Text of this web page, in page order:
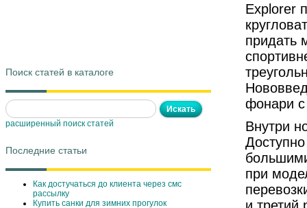
Поиск статей в каталоге
расширенный поиск статей
Последние статьи
Как достучаться до клиента через смс
рассылку
Купить санки для зимних прогулок
Explorer
придать
фонари с
Внутри
при
и третий